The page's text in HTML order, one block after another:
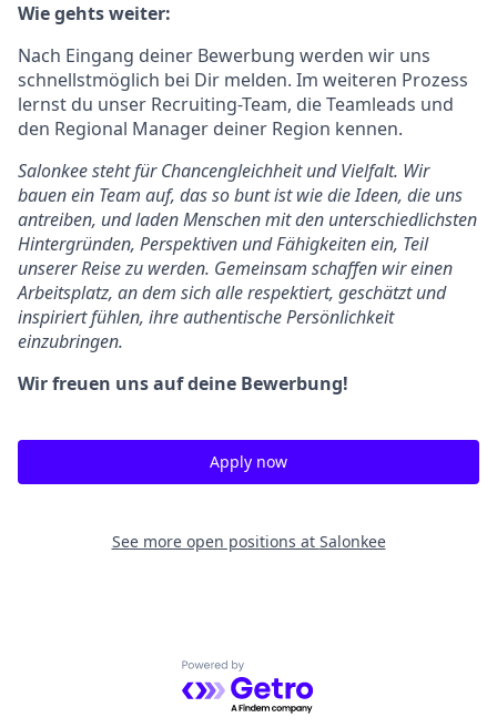
Wie gehts weiter:
Nach Eingang deiner Bewerbung werden wir uns
schnellstmöglich bei Dir melden. Im weiteren Prozess
lernst du unser Recruiting-Team, die Teamleads und
den Regional Manager deiner Region kennen.
Salonkee steht für Chancengleichheit und Vielfalt. Wir
bauen ein Team auf, das so bunt ist wie die Ideen, die uns
antreiben, und laden Menschen mit den unterschiedlichsten
Hintergründen, Perspektiven und Fähigkeiten ein, Teil
unserer Reise zu werden. Gemeinsam schaffen wir einen
Arbeitsplatz, an dem sich alle respektiert, geschätzt und
inspiriert fühlen, ihre authentische Persönlichkeit
einzubringen.
Wir freuen uns auf deine Bewerbung!
Apply now
See more open positions at Salonkee
Powered by Getro.com